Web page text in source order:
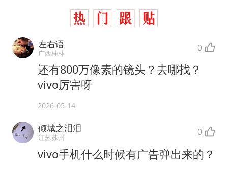
左右语
广西桂林 0
还有800万像素的镜头？去哪找？
vivo厉害呀
2026-05-14
倾城之泪泪
江苏苏州 0
vivo手机什么时候有广告弹出来的？